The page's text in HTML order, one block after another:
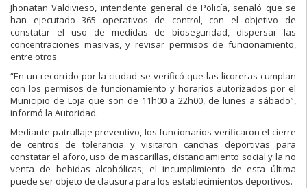
Jhonatan Valdivieso, intendente general de Policía, señaló que se
han ejecutado 365 operativos de control, con el objetivo de
constatar el uso de medidas de bioseguridad, dispersar las
concentraciones masivas, y revisar permisos de funcionamiento,
entre otros.
“En un recorrido por la ciudad se verificó que las licoreras cumplan
con los permisos de funcionamiento y horarios autorizados por el
Municipio de Loja que son de 11h00 a 22h00, de lunes a sábado”,
informó la Autoridad.
Mediante patrullaje preventivo, los funcionarios verificaron el cierre
de centros de tolerancia y visitaron canchas deportivas para
constatar el aforo, uso de mascarillas, distanciamiento social y la no
venta de bebidas alcohólicas; el incumplimiento de esta última
puede ser objeto de clausura para los establecimientos deportivos.